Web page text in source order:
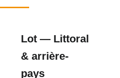
Lot — Littoral
& arrière-
pays